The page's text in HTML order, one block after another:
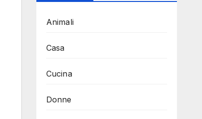
Animali
Casa
Cucina
Donne